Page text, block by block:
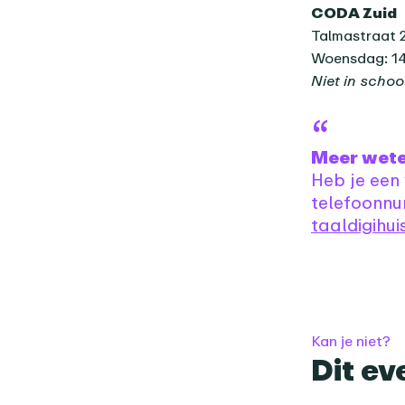
CODA Zuid
Talmastraat
Woensdag:
Niet in
Meer
Heb je
Kan je niet?
Dit